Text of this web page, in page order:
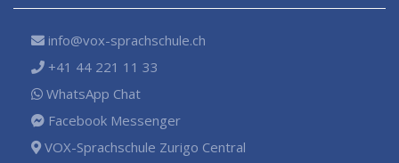
info@vox-sprachschule.ch
+41 44 221 11 33
WhatsApp Chat
Facebook Messenger
VOX-Sprachschule Zurigo Central